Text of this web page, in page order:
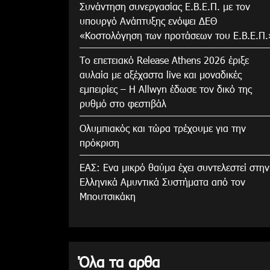
Συνάντηση συνεργασίας Ε.Β.Ε.Π. με τον
υπουργό Ανάπτυξης ενόψει ΔΕΘ
«Κοστολόγηση των προτάσεων του
Το επετειακό Release Athens 2026 έριξε
αυλαία με αξέχαστα live και μοναδικές
εμπειρίες – Η Allwyn έδωσε τον δικό της
ρυθμό στο φεστιβάλ
Ολυμπιακός και τώρα τρέχουμε για την
πρόκριση
ΕΑΣ: Ενα μικρό θαύμα έχει συντελεστεί στην
Ελληνικά Αμυντικά Συστήματα από τον
Μπουτσικάκη
Όλα τα αρθα